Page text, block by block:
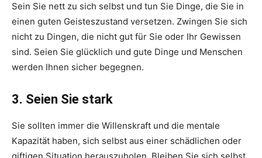
Sein Sie nett zu sich selbst und tun Sie Dinge, die Sie in
einen guten Geisteszustand versetzen. Zwingen Sie sich
nicht zu Dingen, die nicht gut für Sie oder Ihr Gewissen
sind. Seien Sie glücklich und gute Dinge und Menschen
werden Ihnen sicher begegnen.
3. Seien Sie stark
Sie sollten immer die Willenskraft und die mentale
Kapazität haben, sich selbst aus einer schädlichen oder